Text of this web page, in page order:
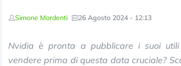
Simone Mordenti 26 Agosto 2024 - 12:13
Nvidia è pronta a pubblicare i suoi
vendere prima di questa data cruciale?